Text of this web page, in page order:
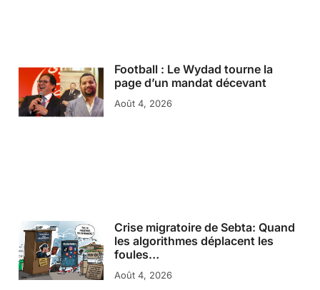
Football : Le Wydad tourne la
page d’un mandat décevant
Août 4, 2026
Crise migratoire de Sebta: Quand
les algorithmes déplacent les
foules…
Août 4, 2026